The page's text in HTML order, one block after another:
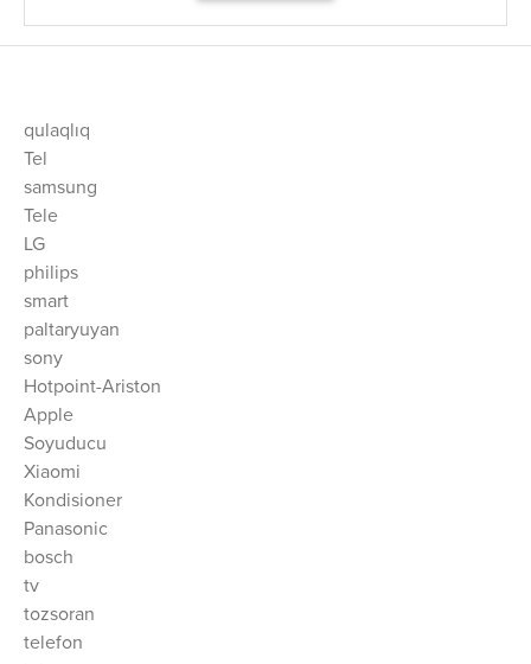
qulaqlıq
Tel
samsung
Tele
LG
philips
smart
paltaryuyan
sony
Hotpoint-Ariston
Apple
Soyuducu
Xiaomi
Kondisioner
Panasonic
bosch
tv
tozsoran
telefon